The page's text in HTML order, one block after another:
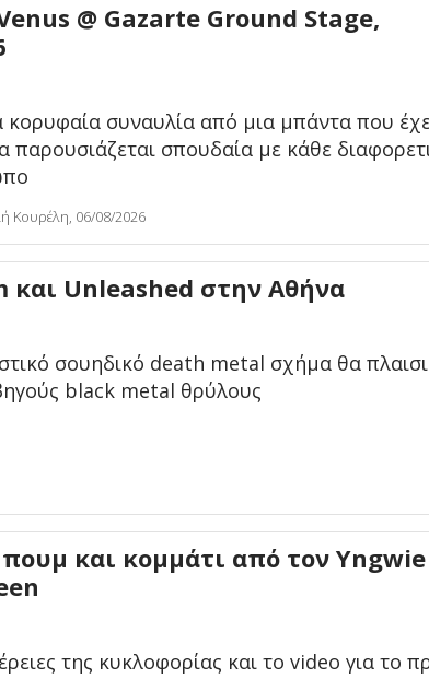
@ Gazarte Ground Stage,
συναυλία από μια μπάντα που
παρουσιάζεται σπουδαία με κάθε
Κουρέλη, 06/08/2026
και Unleashed στην Αθήνα
σουηδικό death metal σχήμα θα
black metal θρύλους
και κομμάτι από τον Yngwie
της κυκλοφορίας και το video για το